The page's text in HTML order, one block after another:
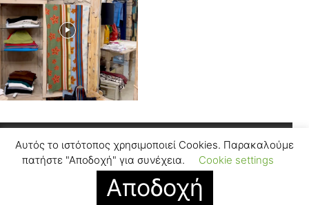
Facebook Instagram
© SUGARFREEPRESS.GR 2024 Contact
Αυτός το ιστότοπος χρησιμοποιεί Cookies. Παρακαλούμε
πατήστε "Αποδοχή" για συνέχεια.
Cookie settings
Αποδοχή